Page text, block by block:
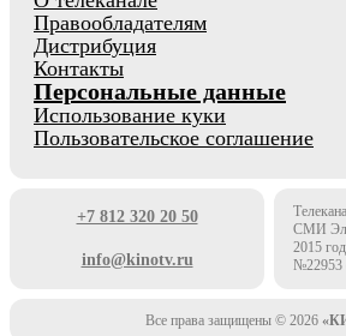
Правообладателям
Дистрибуция
Контакты
Персональные данные
Использование куки
Пользовательское соглашение
+7 812 320 20 50
info@kinotv.ru
СМИ Эл
2015
№22953
Все права защищены © 2026